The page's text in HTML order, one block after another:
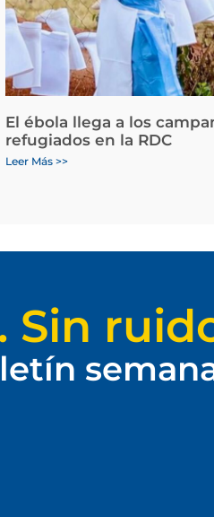
El ébola llega a los
refugiados en la RDC
Leer Más >>
Sin